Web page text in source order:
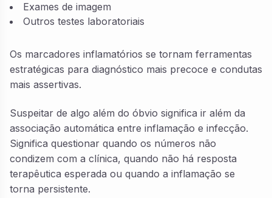
Exames de imagem
Outros testes laboratoriais
Os marcadores inflamatórios se tornam ferramentas
estratégicas para diagnóstico mais precoce e condutas
mais assertivas.
Suspeitar de algo além do óbvio significa ir além da
associação automática entre inflamação e infecção.
Significa questionar quando os números não
condizem com a clínica, quando não há resposta
terapêutica esperada ou quando a inflamação se
torna persistente.